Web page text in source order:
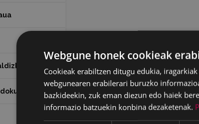
Webgune honek cookieak
Cookieak erabiltzen ditugu edukia,
webgunearen erabilerari buruzko
bazkideekin, zuk eman diezun edo haiek
informazio batzuekin konbina dezaketenak.